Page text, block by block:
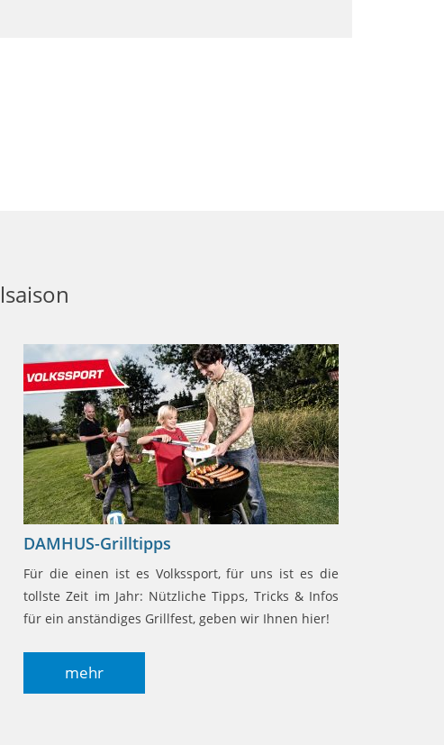
DAMHUS-Grilltipps
Für die einen ist es Volkssport, für uns ist es die
tollste Zeit im Jahr: Nützliche Tipps, Tricks & Infos
für ein anständiges Grillfest, geben wir Ihnen hier!
mehr